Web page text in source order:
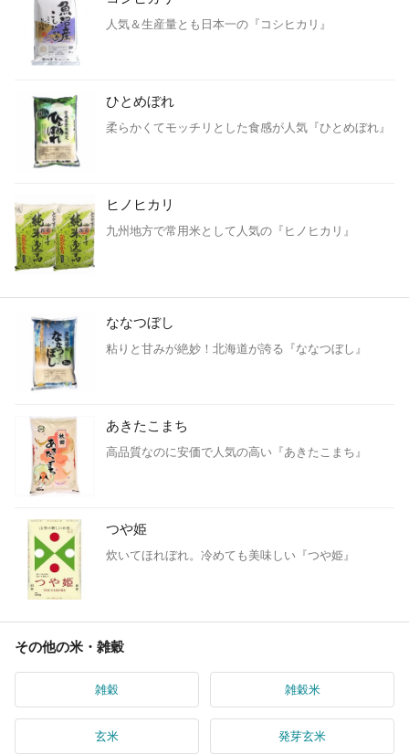
人気＆生産量とも日本一の『コシヒカリ』
ひとめぼれ
柔らかくてモッチリとした食感が人気『ひとめぼれ』
ヒノヒカリ
九州地方で常用米として人気の『ヒノヒカリ』
ななつぼし
粘りと甘みが絶妙！北海道が誇る『ななつぼし』
あきたこまち
高品質なのに安価で人気の高い『あきたこまち』
つや姫
炊いてほれぼれ。冷めても美味しい『つや姫』
その他の米・雑穀
雑穀 雑穀米
玄米 発芽玄米